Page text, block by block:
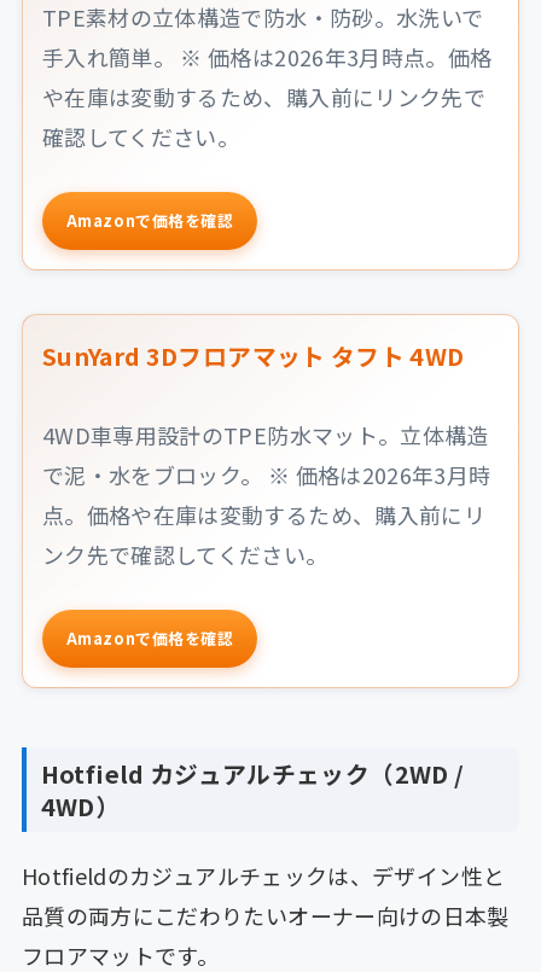
TPE素材の立体構造で防水・防砂。水洗いで
手入れ簡単。 ※ 価格は2026年3月時点。価格
や在庫は変動するため、購入前にリンク先で
確認してください。
Amazonで価格を確認
SunYard 3Dフロアマット タフト 4WD
4WD車専用設計のTPE防水マット。立体構造
で泥・水をブロック。 ※ 価格は2026年3月時
点。価格や在庫は変動するため、購入前にリ
ンク先で確認してください。
Amazonで価格を確認
Hotfield カジュアルチェック（2WD /
4WD）
Hotfieldのカジュアルチェックは、デザイン性と
品質の両方にこだわりたいオーナー向けの日本製
フロアマットです。